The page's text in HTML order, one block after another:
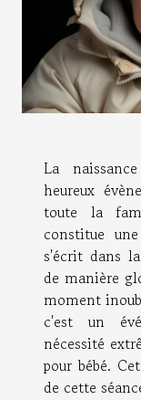
La
heureux
toute la
constitue
s'écrit dans
de manière
moment
c'est un
nécessité
pour bébé.
de cette